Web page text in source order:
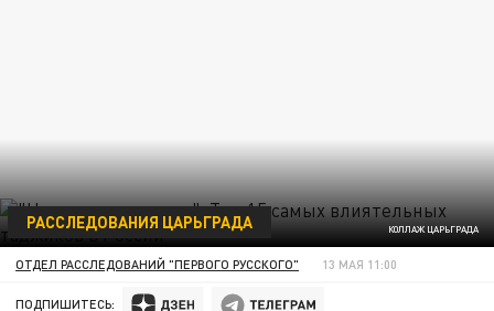
КОЛЛАЖ ЦАРЬГРАДА
РАССЛЕДОВАНИЯ ЦАРЬГРАДА
ОТДЕЛ РАССЛЕДОВАНИЙ "ПЕРВОГО РУССКОГО" 13 МАЯ 11:00
ПОДПИШИТЕСЬ: